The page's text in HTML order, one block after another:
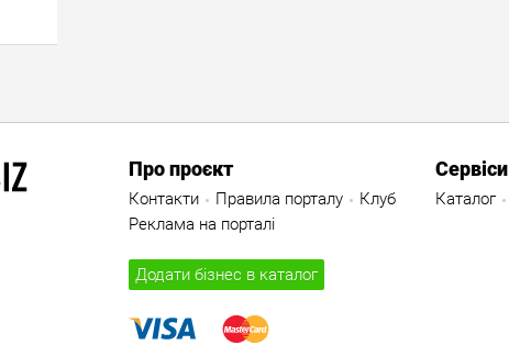
Про проєкт
Контакти Правила порталу
Клуб
Реклама на порталі
Додати бізнес в каталог
Сервіси
Каталог